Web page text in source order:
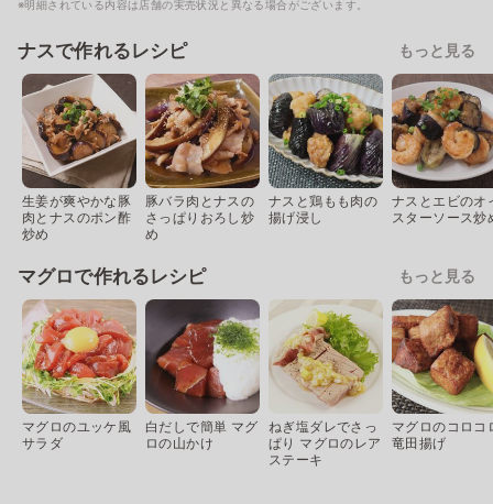
※明細されている内容は店舗の実売状況と異なる場合がございます。
ナスで作れるレシピ もっと見る
生姜が爽やかな豚
肉とナスのポン酢
炒め
豚バラ肉とナスの
さっぱりおろし炒
め
ナスと鶏もも肉の
揚げ浸し
ナスとエビのオ
スターソース炒
マグロで作れるレシピ もっと見る
マグロのユッケ風
サラダ
白だしで簡単 マグ
ロの山かけ
ねぎ塩ダレでさっ
ぱり マグロのレア
ステーキ
マグロのコロコ
竜田揚げ